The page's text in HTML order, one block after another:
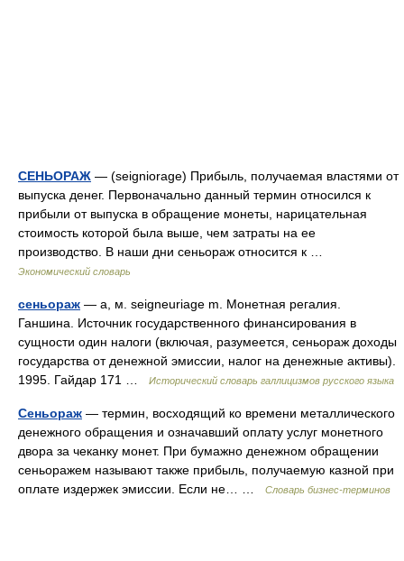
СЕНЬОРАЖ — (seigniorage) Прибыль, получаемая властями от
выпуска денег. Первоначально данный термин относился к
прибыли от выпуска в обращение монеты, нарицательная
стоимость которой была выше, чем затраты на ее
производство. В наши дни сеньораж относится к …
Экономический словарь
сеньораж — а, м. seigneuriage m. Монетная регалия.
Ганшина. Источник государственного финансирования в
сущности один налоги (включая, разумеется, сеньораж доходы
государства от денежной эмиссии, налог на денежные активы).
1995. Гайдар 171 …
Исторический словарь галлицизмов русского языка
Сеньораж — термин, восходящий ко времени металлического
денежного обращения и означавший оплату услуг монетного
двора за чеканку монет. При бумажно денежном обращении
сеньоражем называют также прибыль, получаемую казной при
оплате издержек эмиссии. Если не… …
Словарь бизнес-терминов